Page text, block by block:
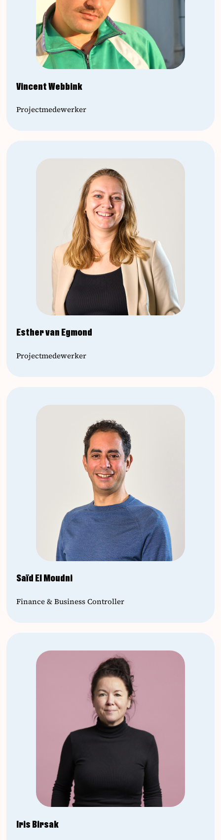
Vincent Webbink
Projectmedewerker
Esther van Egmond
Projectmedewerker
Saïd El Moudni
Finance & Business Controller
Iris Birsak